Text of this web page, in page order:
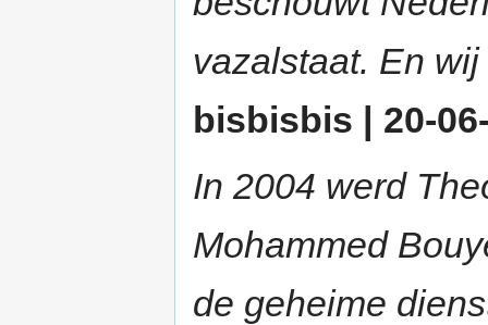
vazalstaat. En
bisbisbis | 20-
In 2004 werd
Mohammed
de geheime